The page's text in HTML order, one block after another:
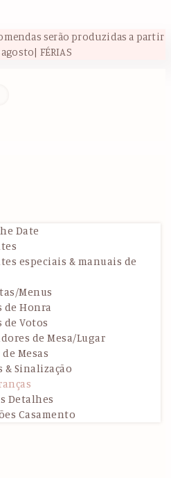
serão produzidas a partir
FÉRIAS
Date
especiais & manuais de
Menus
de Honra
de Votos
de Mesa/Lugar
Mesas
& Sinalização
Detalhes
Casamento